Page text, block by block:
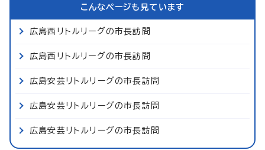
こんなページも見ています
広島西リトルリーグの市長訪問
広島西リトルリーグの市長訪問
広島安芸リトルリーグの市長訪問
広島安芸リトルリーグの市長訪問
広島安芸リトルリーグの市長訪問